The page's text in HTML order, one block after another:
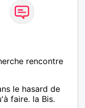
rencontre
le hasard de
faire. la Bis.